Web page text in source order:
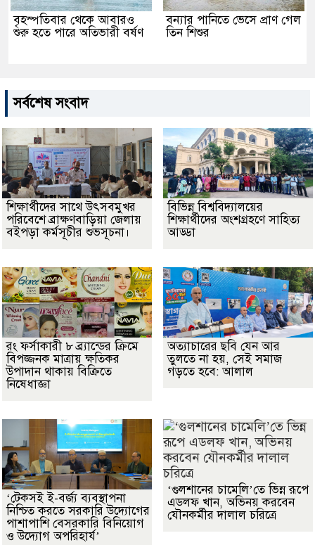
বৃহস্পতিবার থেকে আবারও
শুরু হতে পারে অতিভারী বর্ষণ
বন্যার পানিতে ভেসে প্রাণ গেল
তিন শিশুর
সর্বশেষ সংবাদ
শিক্ষার্থীদের সাথে উৎসবমুখর
পরিবেশে ব্রাক্ষণবাড়িয়া জেলায়
বইপড়া কর্মসূচীর শুভসূচনা।
বিভিন্ন বিশ্ববিদ্যালয়ের
শিক্ষার্থীদের অংশগ্রহণে সাহিত্য
আড্ডা
রং ফর্সাকারী ৮ ব্র্যান্ডের ক্রিমে
বিপজ্জনক মাত্রায় ক্ষতিকর
উপাদান থাকায় বিক্রিতে
নিষেধাজ্ঞা
অত্যাচারের ছবি যেন আর
তুলতে না হয়, সেই সমাজ
গড়তে হবে: আলাল
‘টেকসই ই-বর্জ্য ব্যবস্থাপনা
নিশ্চিত করতে সরকারি উদ্যোগের
পাশাপাশি বেসরকারি বিনিয়োগ
ও উদ্যোগ অপরিহার্য’
‘গুলশানের চামেলি’তে ভিন্ন রূপে
এডলফ খান, অভিনয় করবেন
যৌনকর্মীর দালাল চরিত্রে